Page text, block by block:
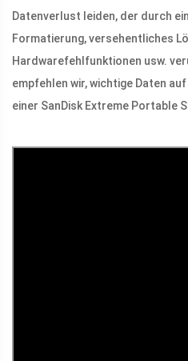
Datenverlust leiden, der durch
Formatierung, versehentliches
Hardwarefehlfunktionen usw.
empfehlen wir, wichtige Daten
einer SanDisk Extreme Portable